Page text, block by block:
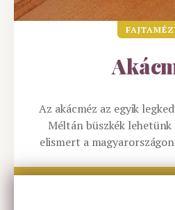
Az akácméz az egyik
Méltán büszkék
elismert a